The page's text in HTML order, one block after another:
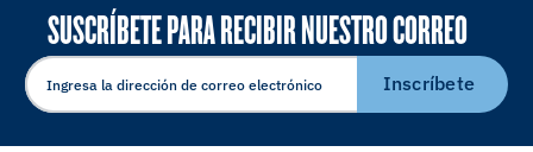
SUSCRÍBETE PARA RECIBIR NUESTRO CORREO
ELECTRÓNICO
Inscríbete